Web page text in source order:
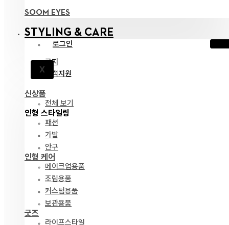
SOOM EYES
STYLING & CARE
로그인
X
공지
고객지원
신상품
전체 보기
인형 스타일링
패션
가발
안구
인형 케어
메이크업용품
조립용품
커스텀용품
보관용품
굿즈
라이프스타일